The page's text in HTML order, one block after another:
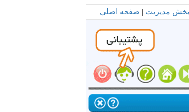
بخش مدیریت | صفحه اصلی |